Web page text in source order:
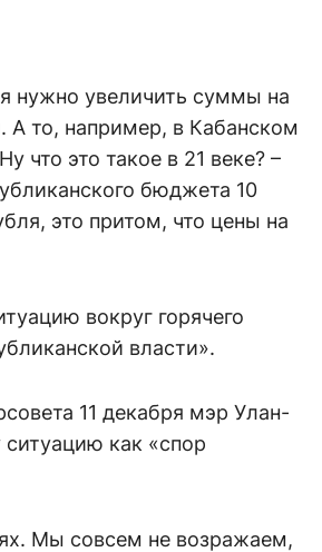
нужно увеличить суммы на
А то, например, в Кабанском
что это такое в 21 веке? –
бюджета 10
это притом, что цены на
вокруг горячего
власти».
11 декабря мэр Улан-
ситуацию как «спор
Мы совсем не возражаем,